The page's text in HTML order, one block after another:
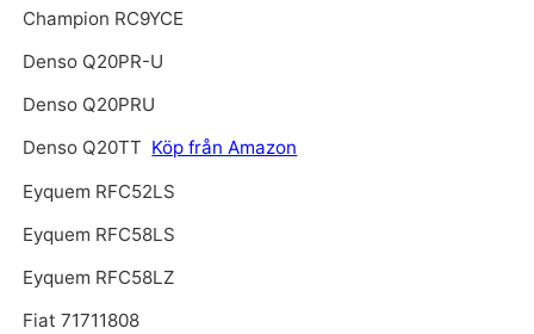
Champion RC9YCE
Denso Q20PR-U
Denso Q20PRU
Denso Q20TT Köp från Amazon
Eyquem RFC52LS
Eyquem RFC58LS
Eyquem RFC58LZ
Fiat 71711808